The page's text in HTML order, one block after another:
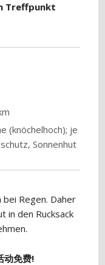
Treffpunkt
(knöchelhoch); je
Sonnenhut
Regen. Daher
in den Rucksack
免费!